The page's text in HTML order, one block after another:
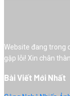
Website đang trong
gặp lỗi! Xin chân
Bài Viết Mới Nhất